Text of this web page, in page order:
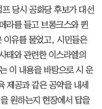
당시 공화당 후보가 대선
라를 들고 브롱크스와 퀸
이유를 물었고, 시민들은
태와 관련한 이스라엘의
이 내용을 바탕으로 시 운
제공과 같은 공약을 내세
원하는지 현장에서 답을